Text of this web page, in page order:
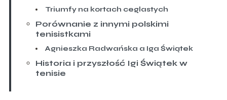
Triumfy na kortach ceglastych
Porównanie z innymi polskimi
tenisistkami
Agnieszka Radwańska a Iga Świątek
Historia i przyszłość Igi Świątek w
tenisie